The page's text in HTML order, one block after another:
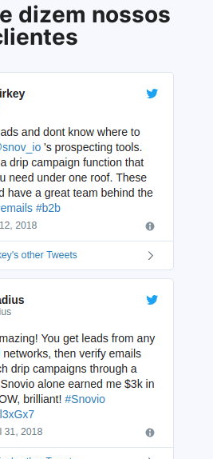
dizem nossos